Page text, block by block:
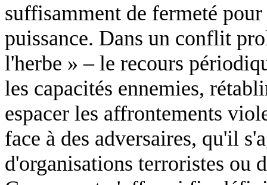
suffisamment de fermeté
puissance. Dans un conflit
l'herbe » – le recours
les capacités ennemies,
espacer les affrontements
face à des adversaires, qu'il
d'organisations terroristes ou